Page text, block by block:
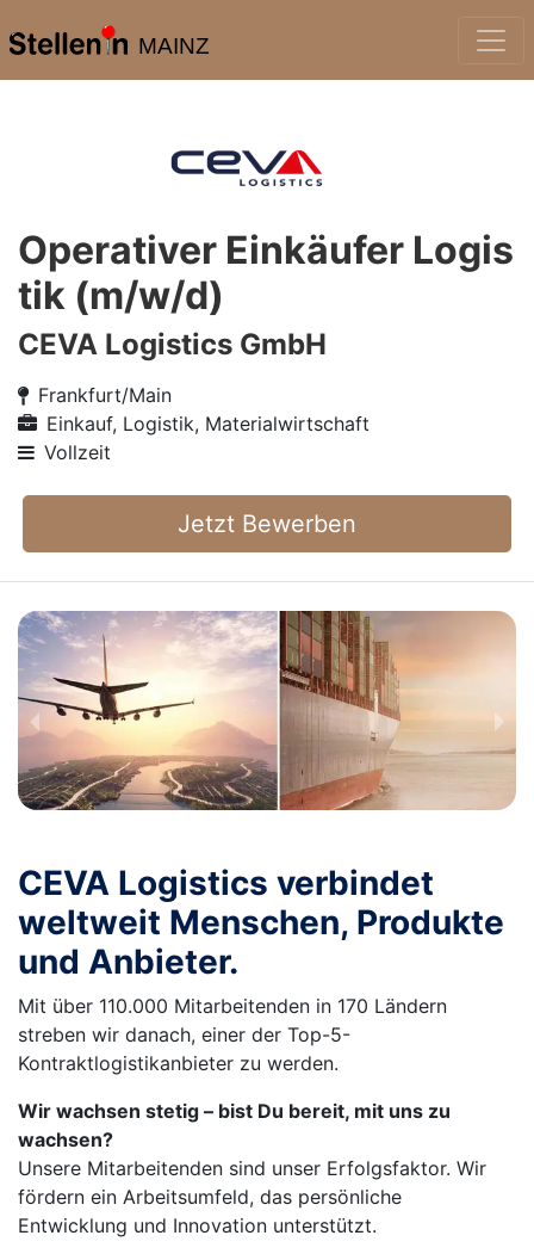
MAINZ
Operativer Einkäufer Logis
tik (m/w/d)
CEVA Logistics GmbH
Frankfurt/Main
Einkauf, Logistik, Materialwirtschaft
Vollzeit
Jetzt Bewerben
CEVA Logistics verbindet
weltweit Menschen, Produkte
und Anbieter.
Mit über 110.000 Mitarbeitenden in 170 Ländern
streben wir danach, einer der Top-5-
Kontraktlogistikanbieter zu werden.
Wir wachsen stetig – bist Du bereit, mit uns zu
wachsen?
Unsere Mitarbeitenden sind unser Erfolgsfaktor. Wir
fördern ein Arbeitsumfeld, das persönliche
Entwicklung und Innovation unterstützt.